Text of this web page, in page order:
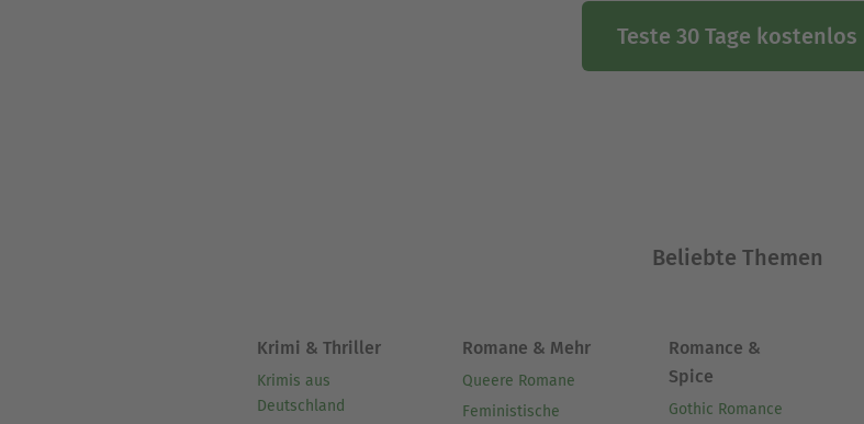
Teste 30 Tage kostenlos
Beliebte Themen
Krimi & Thriller
Krimis aus
Deutschland
Romane & Mehr
Queere Romane
Feministische
Romance &
Spice
Gothic Romance